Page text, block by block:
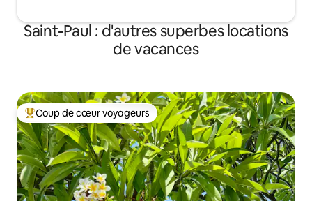
Saint-Paul : d'autres superbes locations
de vacances
Coups de cœur voyageurs les plus appréciés
Coup de cœur voyageurs